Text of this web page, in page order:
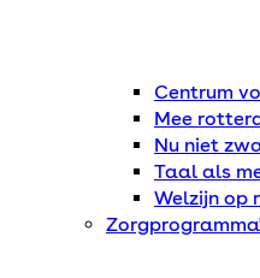
Centrum
Mee
Nu niet
Taal als
Welzijn op